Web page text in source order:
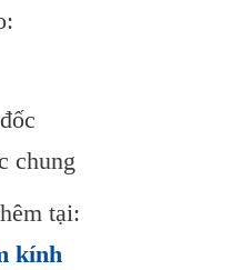
chung
tại:
kính